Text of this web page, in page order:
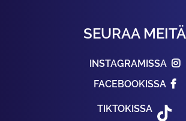
SEURAA MEITÄ
INSTAGRAMISSA
FACEBOOKISSA
TIKTOKISSA